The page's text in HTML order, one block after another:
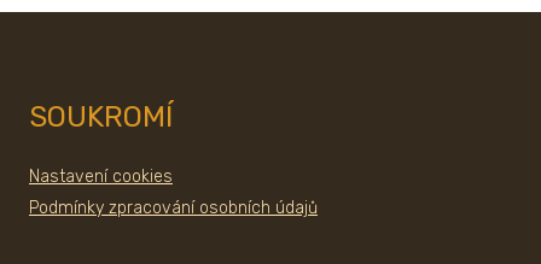
SOUKROMÍ
Nastavení cookies
Podmínky zpracování osobních údajů